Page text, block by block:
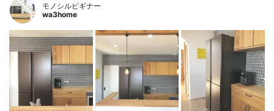
モノシルビギナー
wa3home